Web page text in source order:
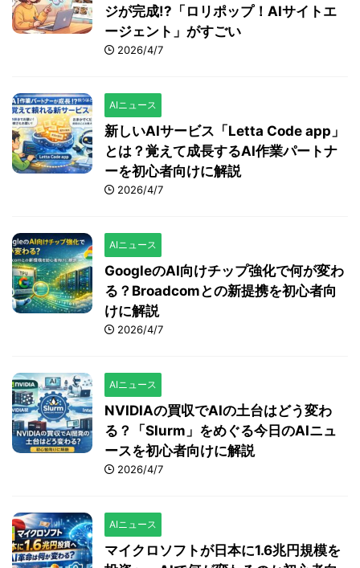
ジが完成!?「ロリポップ！AIサイトエ
ージェント」がすごい
2026/4/7
AIニュース
新しいAIサービス「Letta Code app」
とは？覚えて成長するAI作業パートナ
ーを初心者向けに解説
2026/4/7
AIニュース
GoogleのAI向けチップ強化で何が変わ
る？Broadcomとの新提携を初心者向
けに解説
2026/4/7
AIニュース
NVIDIAの買収でAIの土台はどう変わ
る？「Slurm」をめぐる今日のAIニュ
ースを初心者向けに解説
2026/4/7
AIニュース
マイクロソフトが日本に1.6兆円規模を